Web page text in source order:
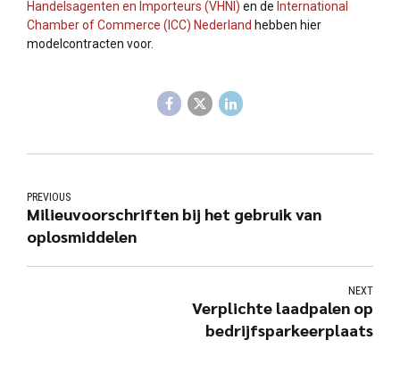
Handelsagenten en Importeurs (VHNI) en de International
Chamber of Commerce (ICC) Nederland hebben hier
modelcontracten voor.
PREVIOUS
Milieuvoorschriften bij het gebruik van
oplosmiddelen
NEXT
Verplichte laadpalen op
bedrijfsparkeerplaats